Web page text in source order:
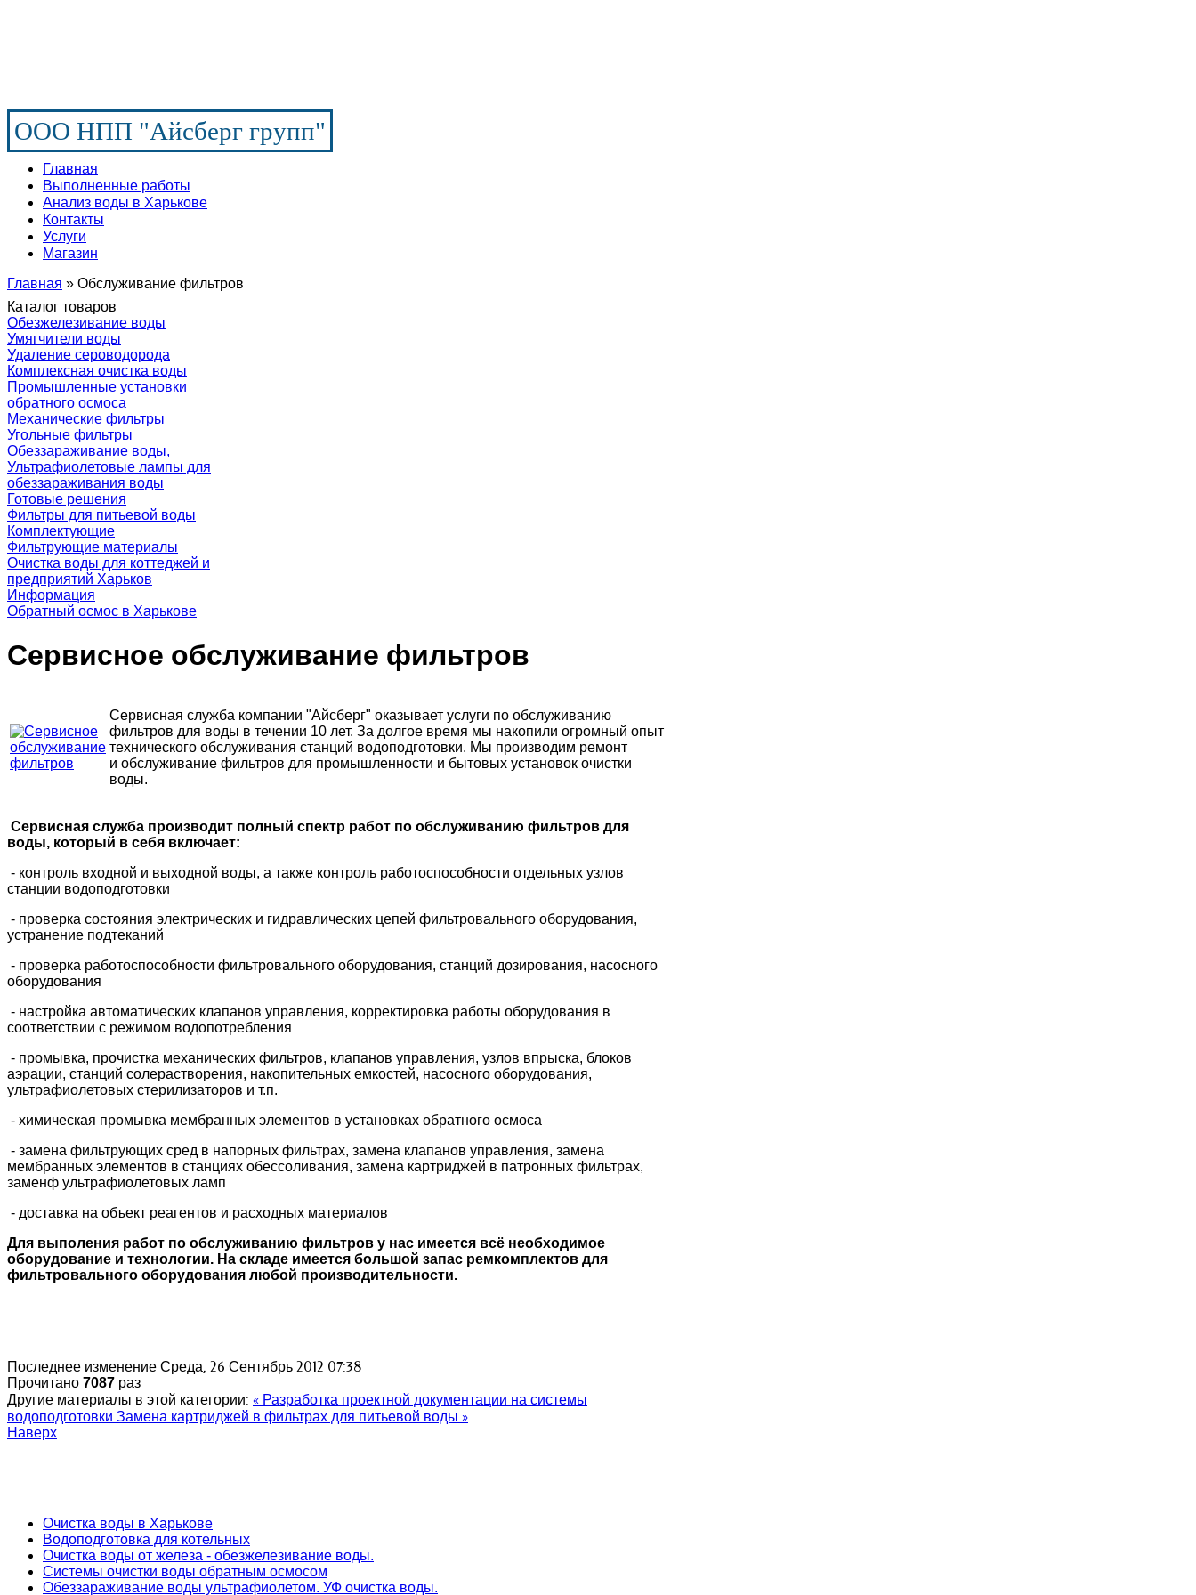
ООО НПП "Айсберг групп"
Главная
Выполненные работы
Анализ воды в Харькове
Контакты
Услуги
Магазин
Главная » Обслуживание фильтров
Каталог товаров
Обезжелезивание воды
Умягчители воды
Удаление сероводорода
Комплексная очистка воды
Промышленные установки
обратного осмоса
Механические фильтры
Угольные фильтры
Обеззараживание воды,
Ультрафиолетовые лампы для
обеззараживания воды
Готовые решения
Фильтры для питьевой воды
Комплектующие
Фильтрующие материалы
Очистка воды для коттеджей и
предприятий Харьков
Информация
Обратный осмос в Харькове
Сервисное обслуживание фильтров
Сервисная служба компании "Айсберг" оказывает услуги по обслуживанию
фильтров для воды в течении 10 лет. За долгое время мы накопили огромный опыт
технического обслуживания станций водоподготовки. Мы производим ремонт
и обслуживание фильтров для промышленности и бытовых установок очистки
воды.
Сервисная служба производит полный спектр работ по обслуживанию фильтров для
воды, который в себя включает:
- контроль входной и выходной воды, а также контроль работоспособности отдельных узлов
станции водоподготовки
- проверка состояния электрических и гидравлических цепей фильтровального оборудования,
устранение подтеканий
- проверка работоспособности фильтровального оборудования, станций дозирования, насосного
оборудования
- настройка автоматических клапанов управления, корректировка работы оборудования в
соответствии с режимом водопотребления
- промывка, прочистка механических фильтров, клапанов управления, узлов впрыска, блоков
аэрации, станций солерастворения, накопительных емкостей, насосного оборудования,
ультрафиолетовых стерилизаторов и т.п.
- химическая промывка мембранных элементов в установках обратного осмоса
- замена фильтрующих сред в напорных фильтрах, замена клапанов управления, замена
мембранных элементов в станциях обессоливания, замена картриджей в патронных фильтрах,
заменф ультрафиолетовых ламп
- доставка на объект реагентов и расходных материалов
Для выполения работ по обслуживанию фильтров у нас имеется всё необходимое
оборудование и технологии. На складе имеется большой запас ремкомплектов для
фильтровального оборудования любой производительности.
Последнее изменение Среда, 26 Сентябрь 2012 07:38
Прочитано 7087 раз
Другие материалы в этой категории: « Разработка проектной документации на системы
водоподготовки Замена картриджей в фильтрах для питьевой воды »
Наверх
Очистка воды в Харькове
Водоподготовка для котельных
Очистка воды от железа - обезжелезивание воды.
Системы очистки воды обратным осмосом
Обеззараживание воды ультрафиолетом. УФ очистка воды.